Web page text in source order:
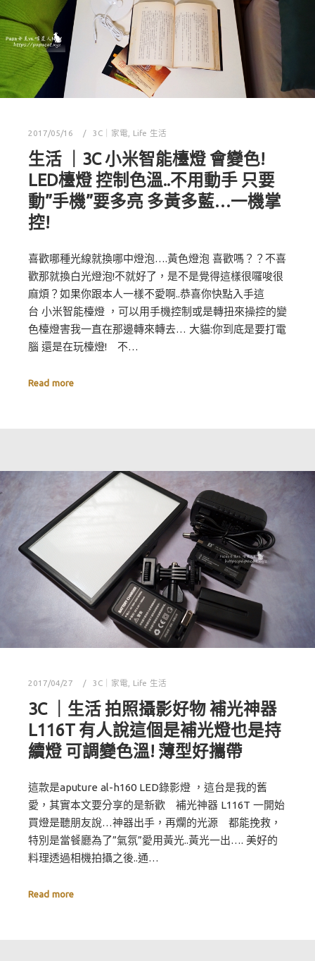
2017/05/16 3C｜家電 Life 生活
生活 ｜3C 小米智能檯燈 會變色!
LED檯燈 控制色溫..不用動手 只要
動”手機”要多亮 多黃多藍…一機掌
控!
喜歡哪種光線就換哪中燈泡….黃色燈泡 喜歡嗎？？不喜
歡那就換白光燈泡!不就好了，是不是覺得這樣很囉唆很
麻煩？如果你跟本人一樣不愛啊..恭喜你快點入手這
台 小米智能檯燈 ，可以用手機控制或是轉扭來操控的變
色檯燈害我一直在那邊轉來轉去… 大貓:你到底是要打電
腦 還是在玩檯燈! 不…
Read more
2017/04/27 3C｜家電 Life 生活
3C ｜生活 拍照攝影好物 補光神器
L116T 有人說這個是補光燈也是持
續燈 可調變色溫! 薄型好攜帶
這款是aputure al-h160 LED錄影燈 ，這台是我的舊
愛，其實本文要分享的是新歡 補光神器 L116T 一開始
買燈是聽朋友說…神器出手，再爛的光源 都能挽救，
特別是當餐廳為了”氣氛”愛用黃光..黃光一出…. 美好的
料理透過相機拍攝之後..通…
Read more